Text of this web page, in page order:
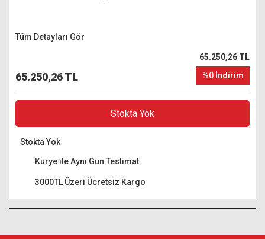
Tüm Detayları Gör
65.250,26 TL
65.250,26 TL
%0 İndirim
Stokta Yok
Stokta Yok
Kurye ile Aynı Gün Teslimat
3000TL Üzeri Ücretsiz Kargo